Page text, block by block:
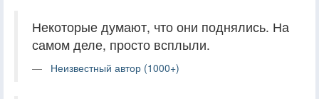
Некоторые думают, что они поднялись. На
самом деле, просто всплыли.
Неизвестный автор (1000+)